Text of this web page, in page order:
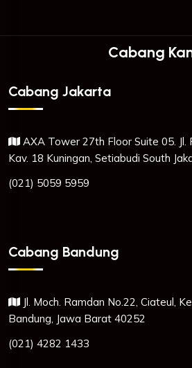
Cabang
Cabang Jakarta
AXA Tower 27th Floor Suite 05.
Kav. 18 Kuningan, Setiabudi South
(021) 5059 5959
Cabang Bandung
Jl. Moch. Ramdan No.22, Ciateul,
Bandung, Jawa Barat 40252
(021) 4282 1433